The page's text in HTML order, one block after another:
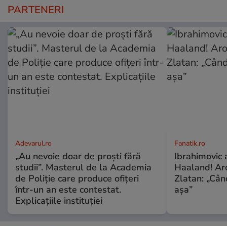
PARTENERI
Adevarul.ro
„Au nevoie doar de proști fără
studii”. Masterul de la Academia
de Poliție care produce ofițeri
într-un an este contestat.
Explicațiile instituției
Fanatik.ro
Ibrahimovic
Haaland!
Zlatan:
așa”